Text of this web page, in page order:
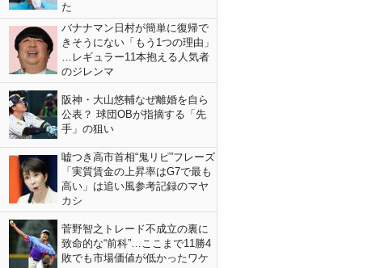
た
バナナマン日村が簡単に復帰で
きそうにない「もう1つの理由」
…レギュラー11本抱える人気者
のジレンマ
阪神・大山悠輔なぜ離婚を自ら
公表？ 球団OBが指摘する「先
手」の狙い
嘘つき高市首相“鬼リピ”フレーズ
「実質賃金の上昇率はG7で最も
高い」は追い風参考記録のマヤ
カシ
菅野智之トレード不成立の裏に
致命的な“前科”…ここまで11勝4
敗でも市場価値が低かったワケ